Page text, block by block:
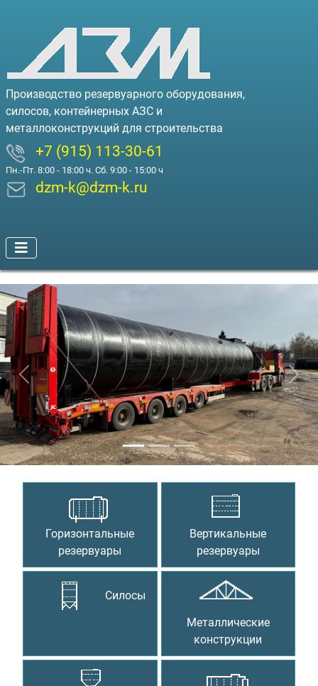
Производство резервуарного оборудования,
силосов, контейнерных АЗС и
металлоконструкций для строительства
+7 (915) 113-30-61
Пн.-Пт. 8:00 - 18:00 ч. Сб. 9:00 - 15:00 ч
dzm-k@dzm-k.ru
Предыдущий
Горизонтальные
резервуары
Вертикальные
резервуары
Силосы
Металлические
конструкции